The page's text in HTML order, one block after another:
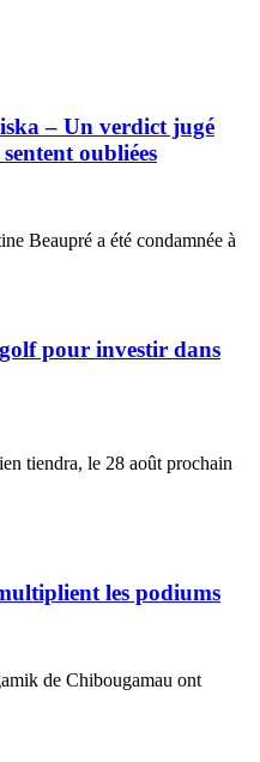
– Un verdict jugé
oubliées
Beaupré a été condamnée à
pour investir dans
tiendra, le 28 août prochain
les podiums
de Chibougamau ont